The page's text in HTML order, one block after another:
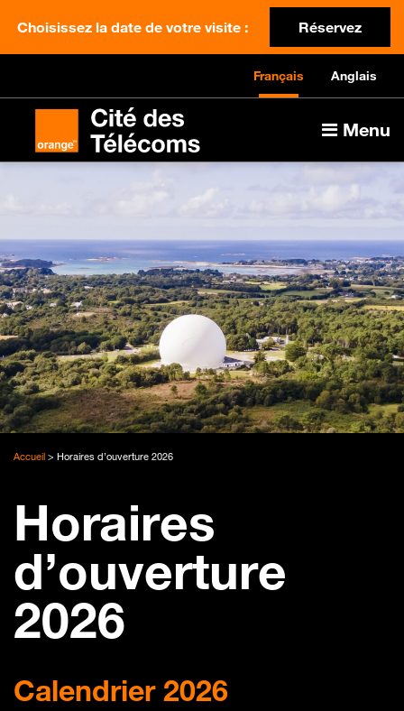
Choisissez la date de votre visite : Réservez
Français Anglais
Menu
Accueil > Horaires d’ouverture 2026
Horaires
d’ouverture
2026
Calendrier 2026